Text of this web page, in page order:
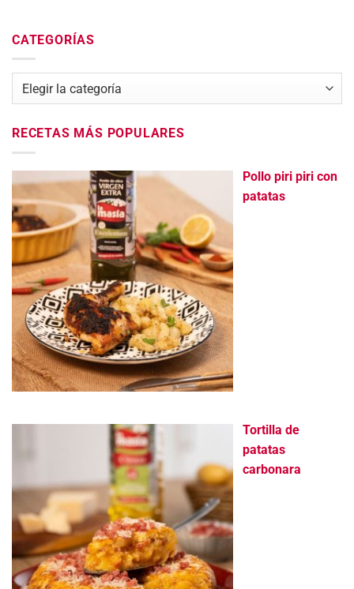
CATEGORÍAS
Categorías
RECETAS MÁS POPULARES
Pollo piri piri con
patatas
Tortilla de
patatas
carbonara